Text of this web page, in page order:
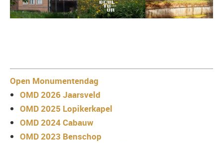
Open Monumentendag
OMD 2026 Jaarsveld
OMD 2025 Lopikerkapel
OMD 2024 Cabauw
OMD 2023 Benschop